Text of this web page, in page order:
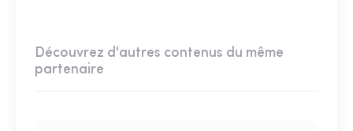
Découvrez d'autres contenus du même
partenaire